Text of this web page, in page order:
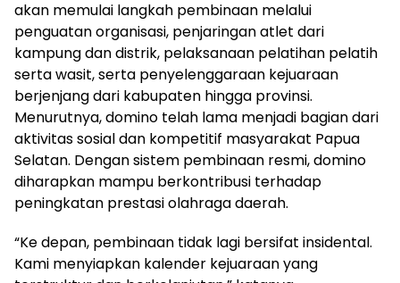
akan memulai langkah pembinaan melalui
penguatan organisasi, penjaringan atlet dari
kampung dan distrik, pelaksanaan pelatihan pelatih
serta wasit, serta penyelenggaraan kejuaraan
berjenjang dari kabupaten hingga provinsi.
Menurutnya, domino telah lama menjadi bagian dari
aktivitas sosial dan kompetitif masyarakat Papua
Selatan. Dengan sistem pembinaan resmi, domino
diharapkan mampu berkontribusi terhadap
peningkatan prestasi olahraga daerah.
“Ke depan, pembinaan tidak lagi bersifat insidental.
Kami menyiapkan kalender kejuaraan yang